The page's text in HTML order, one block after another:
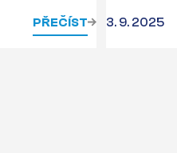
PŘEČÍST 3. 9. 2025